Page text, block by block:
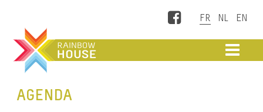
Facebook
AGENDA